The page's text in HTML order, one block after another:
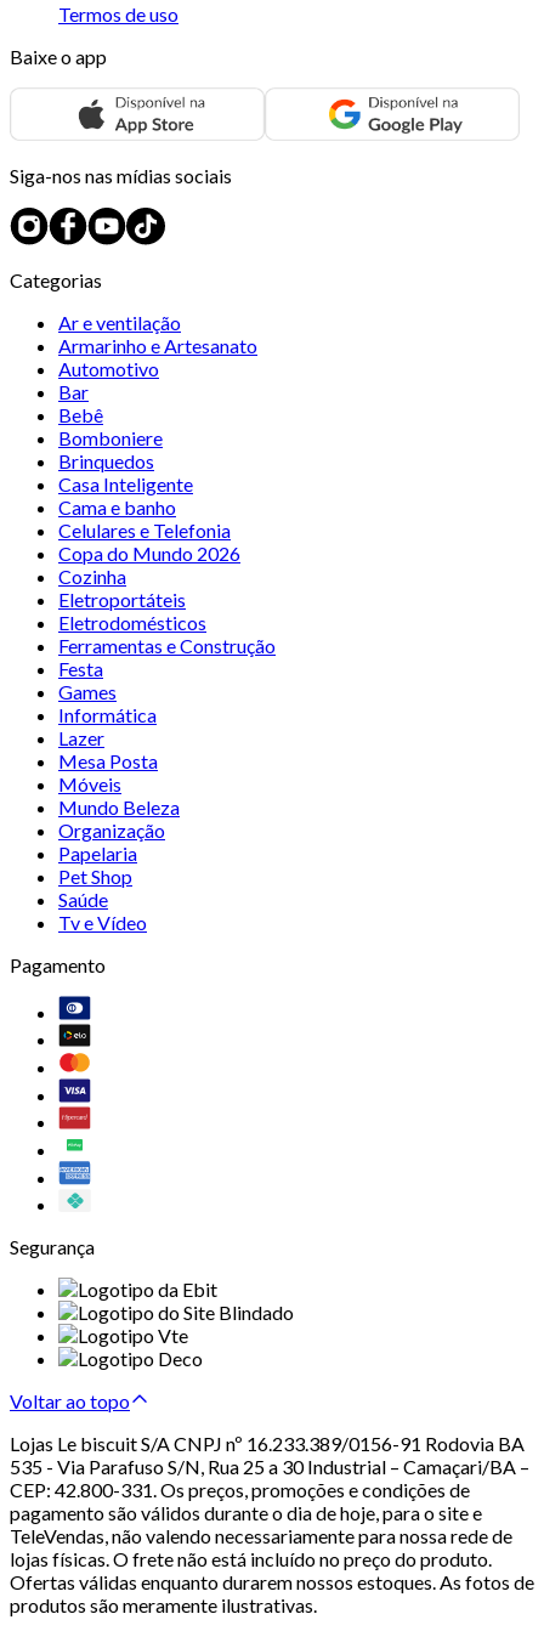
Termos de uso
Baixe o app
Siga-nos nas mídias sociais
Categorias
Ar e ventilação
Armarinho e Artesanato
Automotivo
Bar
Bebê
Bomboniere
Brinquedos
Casa Inteligente
Cama e banho
Celulares e Telefonia
Copa do Mundo 2026
Cozinha
Eletroportáteis
Eletrodomésticos
Ferramentas e Construção
Festa
Games
Informática
Lazer
Mesa Posta
Móveis
Mundo Beleza
Organização
Papelaria
Pet Shop
Saúde
Tv e Vídeo
Pagamento
Segurança
Voltar ao topo
Lojas Le biscuit S/A CNPJ nº 16.233.389/0156-91 Rodovia BA
535 - Via Parafuso S/N, Rua 25 a 30 Industrial – Camaçari/BA –
CEP: 42.800-331. Os preços, promoções e condições de
pagamento são válidos durante o dia de hoje, para o site e
TeleVendas, não valendo necessariamente para nossa rede de
lojas físicas. O frete não está incluído no preço do produto.
Ofertas válidas enquanto durarem nossos estoques. As fotos de
produtos são meramente ilustrativas.